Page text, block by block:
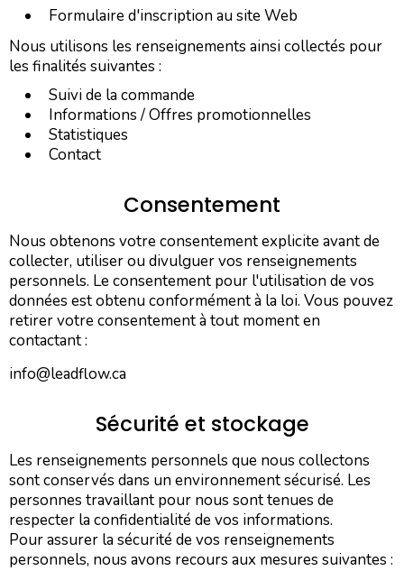
Formulaire d'inscription au site Web
Nous utilisons les renseignements ainsi collectés pour
les finalités suivantes :
Suivi de la commande
Informations / Offres promotionnelles
Statistiques
​Contact
Consentement
Nous obtenons votre consentement explicite avant de
collecter, utiliser ou divulguer vos renseignements
personnels. Le consentement pour l'utilisation de vos
données est obtenu conformément à la loi. Vous pouvez
retirer votre consentement à tout moment en
contactant :
info@leadflow.ca
Sécurité et stockage
Les renseignements personnels que nous collectons
sont conservés dans un environnement sécurisé. Les
personnes travaillant pour nous sont tenues de
respecter la confidentialité de vos informations.
Pour assurer la sécurité de vos renseignements
personnels, nous avons recours aux mesures suivantes :